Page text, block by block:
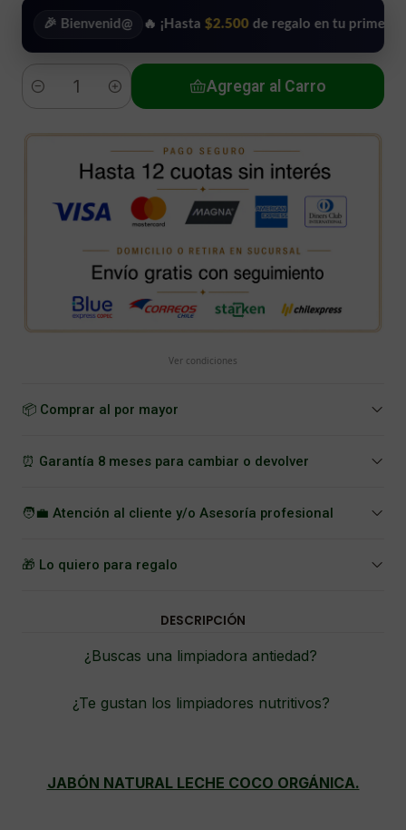
🎉 Bienvenid@ 🔥 ¡Hasta$2.500de regalo en tu primera
Cantidad
Agregar al Carro
Ver condiciones
📦 Comprar al por mayor
⏰ Garantía 8 meses para cambiar o devolver
🧑‍💼 Atención al cliente y/o Asesoría profesional
🎁 Lo quiero para regalo
DESCRIPCIÓN
¿Buscas una limpiadora antiedad?
¿Te gustan los limpiadores nutritivos?
JABÓN NATURAL LECHE COCO ORGÁNICA.